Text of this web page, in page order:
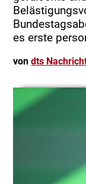
es erste
vondts